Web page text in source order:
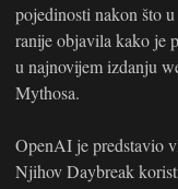
pojedinosti nakon što
ranije objavila kako je
u najnovijem izdanju
Mythosa.
OpenAI je predstavio
Njihov Daybreak